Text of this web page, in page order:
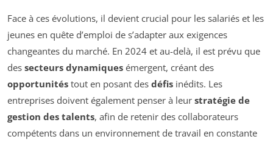
Face à ces évolutions, il devient crucial pour les salariés et les
jeunes en quête d’emploi de s’adapter aux exigences
changeantes du marché. En 2024 et au-delà, il est prévu que
des secteurs dynamiques émergent, créant des
opportunités tout en posant des défis inédits. Les
entreprises doivent également penser à leur stratégie de
gestion des talents, afin de retenir des collaborateurs
compétents dans un environnement de travail en constante